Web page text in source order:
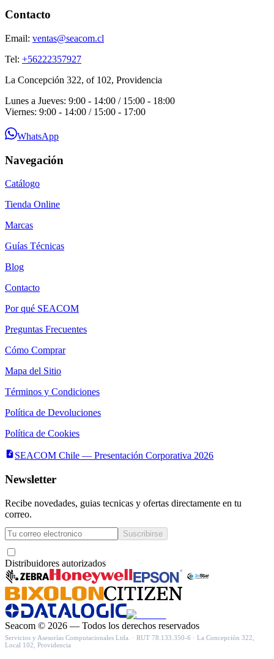
Contacto
Email: ventas@seacom.cl
Tel: +56222357927
La Concepción 322, of 102, Providencia
Lunes a Jueves: 9:00 - 14:00 / 15:00 - 18:00
Viernes: 9:00 - 14:00 / 15:00 - 17:00
WhatsApp
Navegación
Catálogo
Tienda Online
Marcas
Guías Técnicas
Blog
Contacto
Por qué SEACOM
Preguntas Frecuentes
Cómo Comprar
Mapa del Sitio
Términos y Condiciones
Política de Devoluciones
Política de Cookies
SEACOM Chile — Presentación Corporativa 2026
Newsletter
Recibe novedades, guias tecnicas y ofertas directamente en tu
correo.
Suscribirse
Distribuidores autorizados
Seacom © 2026 — Todos los derechos reservados
Servicios y Asesorías Computacionales Ltda. · RUT 78.133.350-6 · La Concepción 322,
Local 102, Providencia